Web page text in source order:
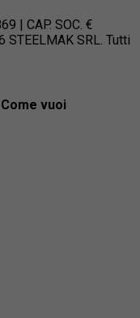
| CAP. SOC. €
SRL. Tutti
vuoi